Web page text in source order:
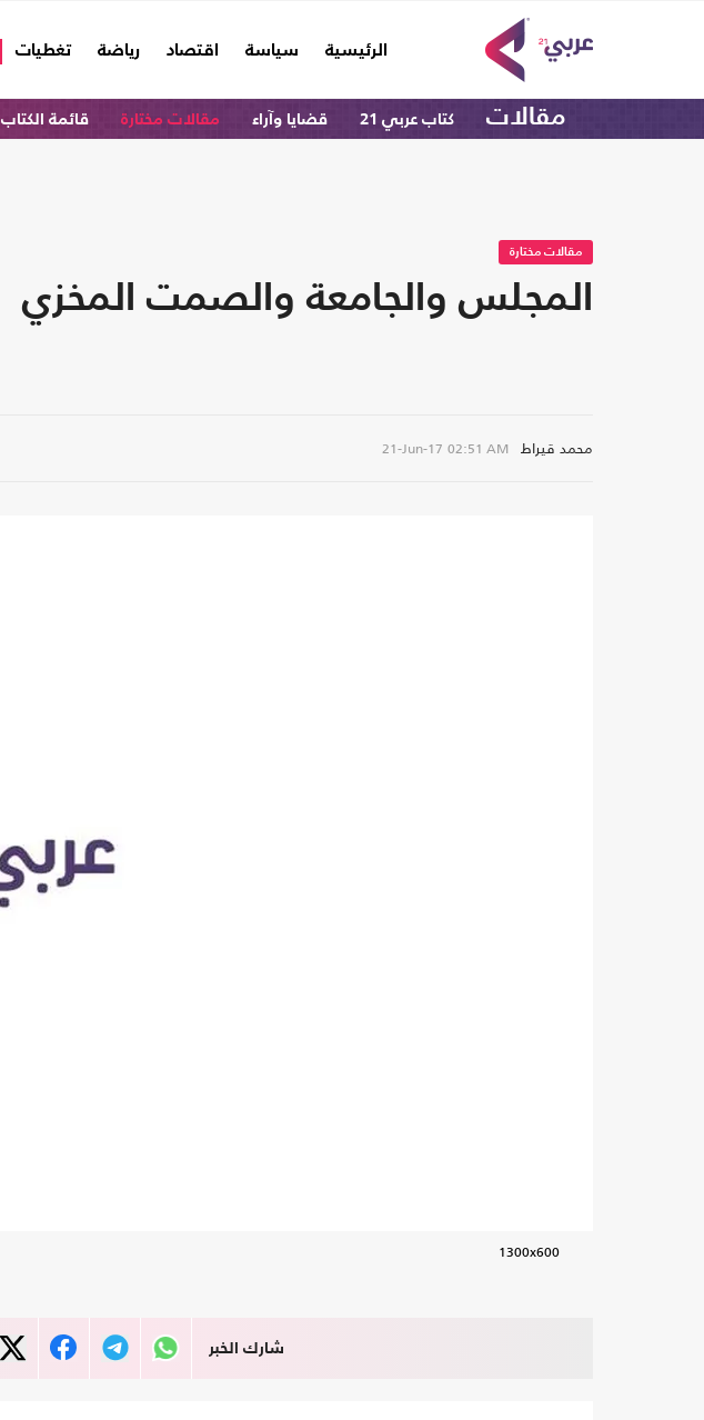
الرئيسية
(current) سياسة اقتصاد رياضة تغطيات
مقالات كتاب عربي 21 قضايا وآراء مقالات مختارة قائمة الكتاب
مقالات مختارة
المجلس والجامعة والصمت المخزي
محمد قيراط 21-Jun-17 02:51 AM
1300x600
شارك الخبر